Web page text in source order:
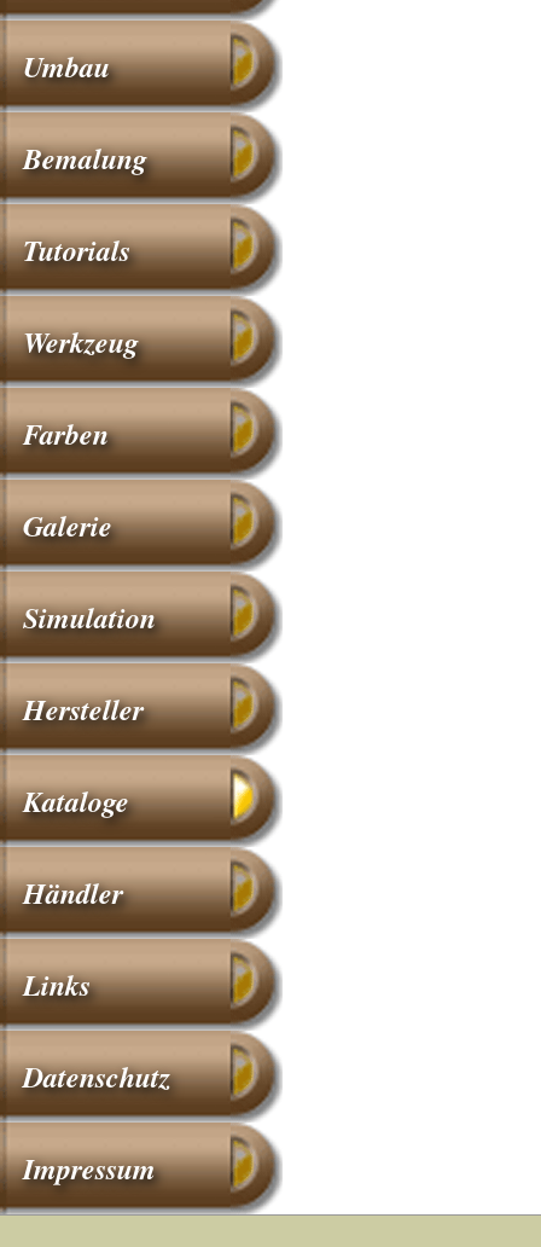
Umbau
Bemalung
Tutorials
Werkzeug
Farben
Galerie
Simulation
Hersteller
Kataloge
Händler
Links
Datenschutz
Impressum